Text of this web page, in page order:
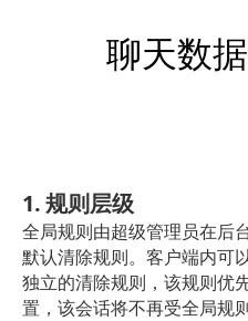
聊天数
1. 规则层级
全局规则由超级管理员在后
默认清除规则。客户端内可
独立的清除规则，该规则优
置，该会话将不再受全局规则